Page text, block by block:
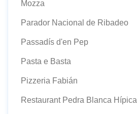
Mozza
Parador Nacional de Ribadeo
Passadís d'en Pep
Pasta e Basta
Pizzeria Fabián
Restaurant Pedra Blanca Hípica